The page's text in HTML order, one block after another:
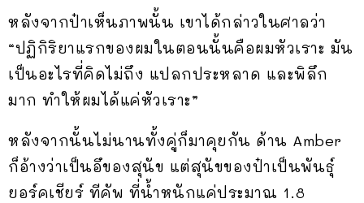
หลังจากป๋าเห็นภาพนั้น เขาได้กล่าวในศาลว่า
“ปฏิกิริยาแรกของผมในตอนนั้นคือผมหัวเราะ มัน
เป็นอะไรที่คิดไม่ถึง แปลกประหลาด และพิลึก
มาก ทำให้ผมได้แค่หัวเราะ”
หลังจากนั้นไม่นานทั้งคู่ก็มาคุยกัน ด้าน Amber
ก็อ้างว่าเป็นอึของสุนัข แต่สุนัขของป๋าเป็นพันธุ์
ยอร์คเชียร์ ทีคัพ ที่น้ำหนักแค่ประมาณ 1.8